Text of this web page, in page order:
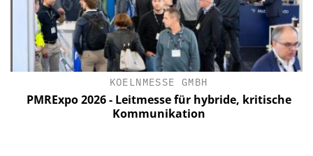
KOELNMESSE GMBH
PMRExpo 2026 - Leitmesse für hybride, kritische
Kommunikation